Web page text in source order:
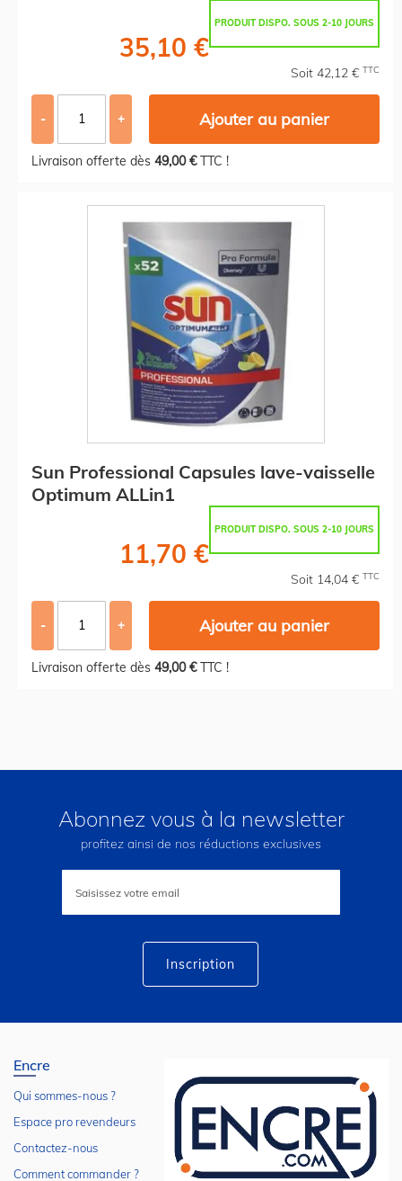
PRODUIT DISPO. SOUS 2-10 JOURS
35,10 €
Soit 42,12 € TTC
- + Ajouter au panier
Livraison offerte dès 49,00 €TTC !
Sun Professional Capsules lave-vaisselle
Optimum ALLin1
PRODUIT DISPO. SOUS 2-10 JOURS
11,70 €
Soit 14,04 € TTC
- + Ajouter au panier
Livraison offerte dès 49,00 €TTC !
Abonnez vous à la newsletter
profitez ainsi de nos réductions exclusives
lettre
Inscription
Encre
Qui sommes-nous ?
Espace pro revendeurs
Contactez-nous
Comment commander ?